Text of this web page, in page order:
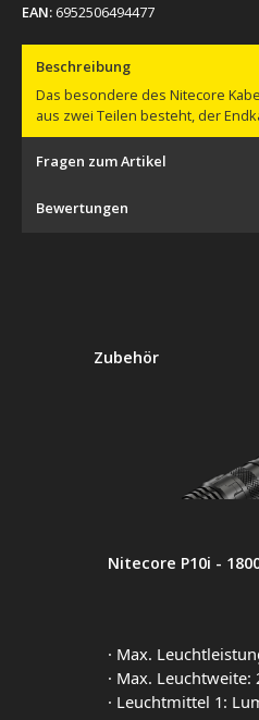
EAN: 6952506494477
Beschreibung
Das besondere des Nitecore
aus zwei Teilen besteht, der
Fragen zum Artikel
Bewertungen
Produktgalerie
Zubehör
Nitecore P10i -
· Max.
· Max. Leuchtweite:
· Leuchtmittel 1: